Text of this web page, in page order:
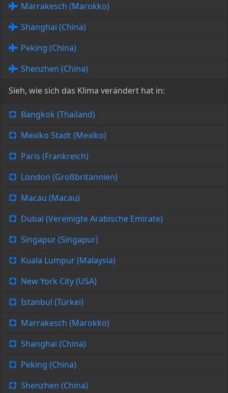
Marrakesch (Marokko)
Shanghai (China)
Peking (China)
Shenzhen (China)
Sieh, wie sich das Klima verändert hat in:
Bangkok (Thailand)
Mexiko Stadt (Mexiko)
Paris (Frankreich)
London (Großbritannien)
Macau (Macau)
Dubai (Vereinigte Arabische Emirate)
Singapur (Singapur)
Kuala Lumpur (Malaysia)
New York City (USA)
Istanbul (Türkei)
Marrakesch (Marokko)
Shanghai (China)
Peking (China)
Shenzhen (China)